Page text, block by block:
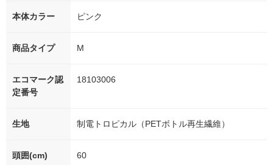
本体カラー ピンク
商品タイプ M
エコマーク認
定番号
18103006
生地 制電トロピカル（PETボトル再生繊維）
頭囲(cm) 60